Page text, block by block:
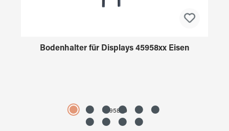
Bodenhalter für Displays 45958xx Eisen
4595890